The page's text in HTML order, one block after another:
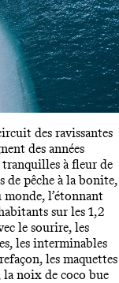
des ravissantes
des années
tranquilles à fleur de
de pêche à la bonite,
monde, l’étonnant
sur les 1,2
le sourire, les
les interminables
les maquettes
la noix de coco bue